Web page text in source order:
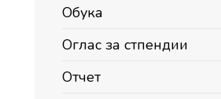
Обука
Оглас за стпендии
Отчет